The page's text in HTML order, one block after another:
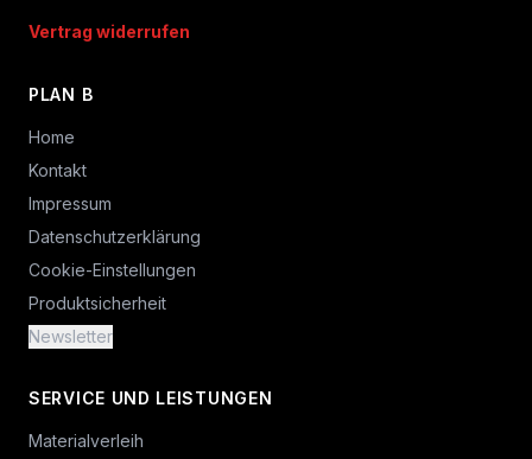
Vertrag widerrufen
PLAN B
Home
Kontakt
Impressum
Datenschutzerklärung
Cookie-Einstellungen
Produktsicherheit
Newsletter
SERVICE UND LEISTUNGEN
Materialverleih